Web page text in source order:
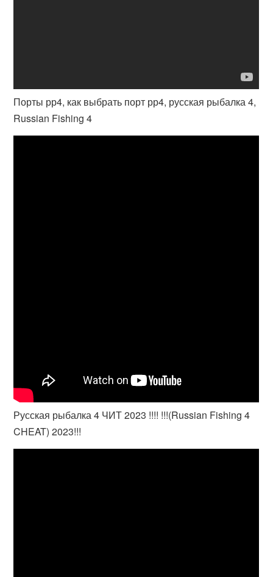
Порты рр4, как выбрать порт рр4, русская рыбалка 4,
Russian Fishing 4
Русская рыбалка 4 ЧИТ 2023 !!!! !!!(Russian Fishing 4
CHEAT) 2023!!!